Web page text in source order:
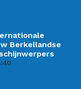
Berkellandse